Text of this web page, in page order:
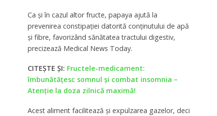
Ca și în cazul altor fructe, papaya ajută la
prevenirea constipației datorită conținutului de apă
și fibre, favorizând sănătatea tractului digestiv,
precizează Medical News Today.
CITEȘTE ȘI: Fructele-medicament:
îmbunătățesc somnul și combat insomnia –
Atenție la doza zilnică maximă!
Acest aliment facilitează și expulzarea gazelor, deci